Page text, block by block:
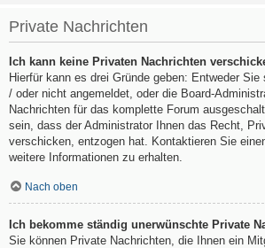
Private Nachrichten
Ich kann keine Privaten Nachrichten
Hierfür kann es drei Gründe geben: Entweder
/ oder nicht angemeldet, oder die Board-
Nachrichten für das komplette Forum
sein, dass der Administrator Ihnen das Recht,
verschicken, entzogen hat. Kontaktieren Sie
weitere Informationen zu erhalten.
Nach oben
Ich bekomme ständig unerwünschte Private
Sie können Private Nachrichten, die Ihnen ein